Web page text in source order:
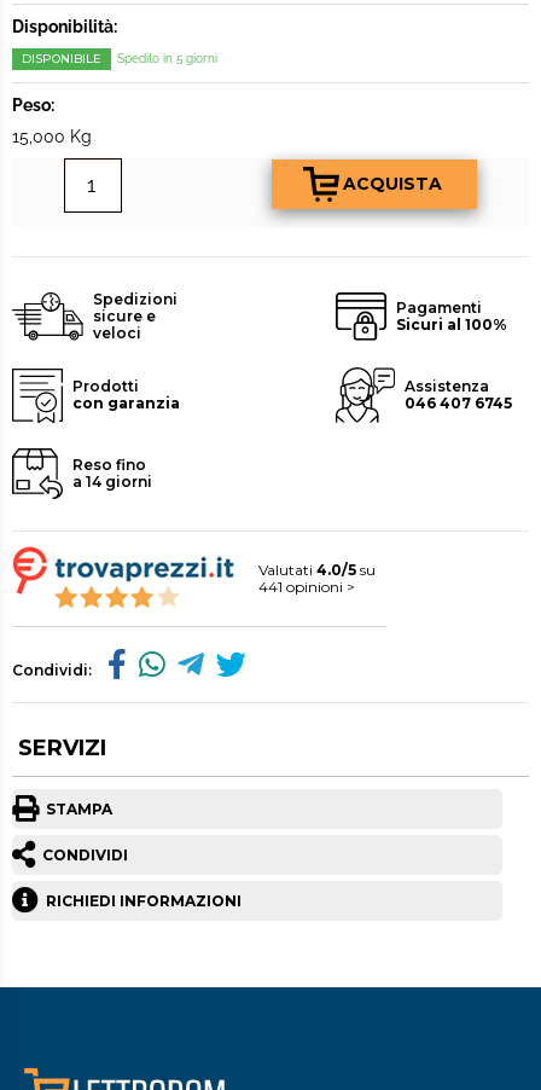
Disponibilità:
DISPONIBILE Spedito in 5 giorni
Peso:
15,000 Kg
Spedizioni
sicure e
veloci
Pagamenti
Sicuri al 100%
Prodotti
con garanzia
Assistenza
046 407 6745
Reso fino
a 14 giorni
Valutati 4.0/5 su
441 opinioni >
Condividi:
SERVIZI
STAMPA
CONDIVIDI
RICHIEDI INFORMAZIONI